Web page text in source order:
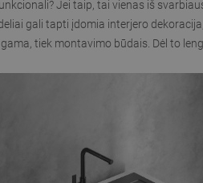
Jei taip, tai vienas iš
gali tapti įdomia interjero
tiek montavimo būdais. Dėl to